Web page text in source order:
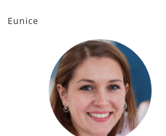
Eunice